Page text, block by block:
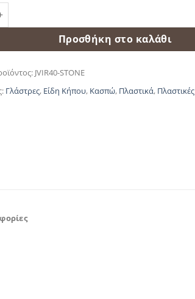
Rustic Ellipse Stone JVIR40 ποσότητα
Προσθήκη στο καλάθι
JVIR40-STONE
Γλάστρες, Είδη Κήπου, Κασπώ, Πλαστικά, Πλαστικές